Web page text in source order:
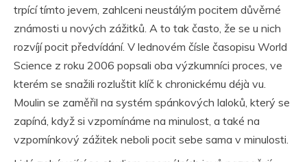
trpící tímto jevem, zahlceni neustálým pocitem důvěrné
známosti u nových zážitků. A to tak často, že se u nich
rozvíjí pocit předvídání. V lednovém čísle časopisu World
Science z roku 2006 popsali oba výzkumníci proces, ve
kterém se snažili rozluštit klíč k chronickému déjà vu.
Moulin se zaměřil na systém spánkových laloků, který se
zapíná, když si vzpomínáme na minulost, a také na
vzpomínkový zážitek neboli pocit sebe sama v minulosti.